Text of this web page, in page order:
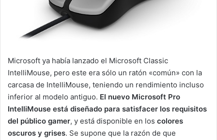
Microsoft ya había lanzado el Microsoft Classic
IntelliMouse, pero este era sólo un ratón «común» con la
carcasa de IntelliMouse, teniendo un rendimiento incluso
inferior al modelo antiguo. El nuevo Microsoft Pro
IntelliMouse está diseñado para satisfacer los requisitos
del público gamer, y está disponible en los colores
oscuros y grises. Se supone que la razón de que